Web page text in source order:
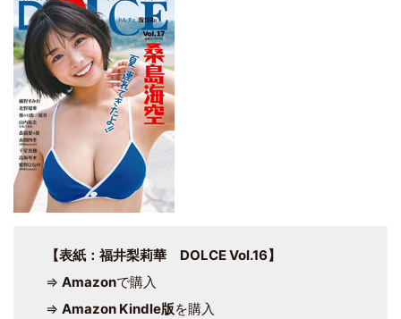
【表紙：福井梨莉華 DOLCE Vol.16】
⇒ Amazonで購入
⇒ Amazon Kindle版を購入